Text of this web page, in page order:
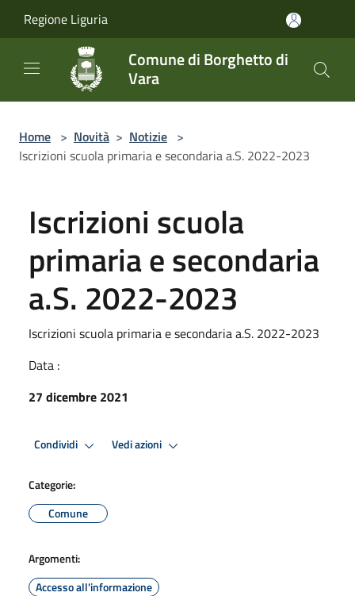
Regione Liguria
Comune di Borghetto di
Vara
Home > Novità > Notizie >
Iscrizioni scuola primaria e secondaria a.S. 2022-2023
Iscrizioni scuola
primaria e secondaria
a.S. 2022-2023
Iscrizioni scuola primaria e secondaria a.S. 2022-2023
Data :
27 dicembre 2021
Condividi Vedi azioni
Categorie:
Comune
Argomenti:
Accesso all'informazione